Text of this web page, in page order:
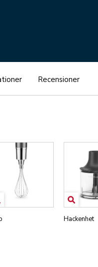
Recensioner
Hackenhet